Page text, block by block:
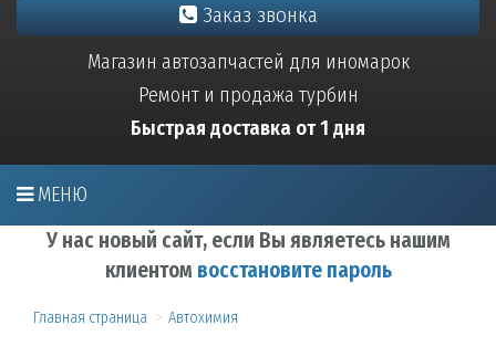
Заказ звонка
Магазин автозапчастей для иномарок
Ремонт и продажа турбин
Быстрая доставка от 1 дня
МЕНЮ
У нас новый сайт, если Вы являетесь нашим
клиентом восстановите пароль
Главная страница Автохимия